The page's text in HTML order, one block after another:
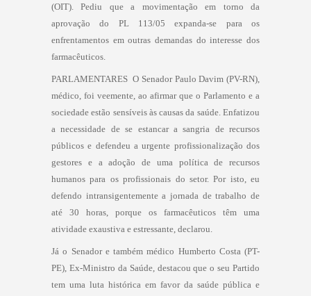
(OIT). Pediu que a movimentação em torno da
aprovação do PL 113/05 expanda-se para os
enfrentamentos em outras demandas do interesse dos
farmacêuticos.
PARLAMENTARES  O Senador Paulo Davim (PV-RN),
médico, foi veemente, ao afirmar que o Parlamento e a
sociedade estão sensíveis às causas da saúde. Enfatizou
a necessidade de se estancar a sangria de recursos
públicos e defendeu a urgente profissionalização dos
gestores e a adoção de uma política de recursos
humanos para os profissionais do setor. Por isto, eu
defendo intransigentemente a jornada de trabalho de
até 30 horas, porque os farmacêuticos têm uma
atividade exaustiva e estressante, declarou.
Já o Senador e também médico Humberto Costa (PT-
PE), Ex-Ministro da Saúde, destacou que o seu Partido
tem uma luta histórica em favor da saúde pública e